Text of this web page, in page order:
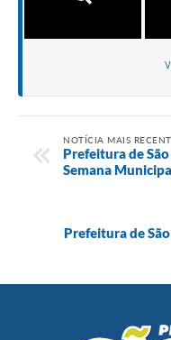
NOTÍCIA MAIS
Prefeitura de
Semana
Prefeitura de